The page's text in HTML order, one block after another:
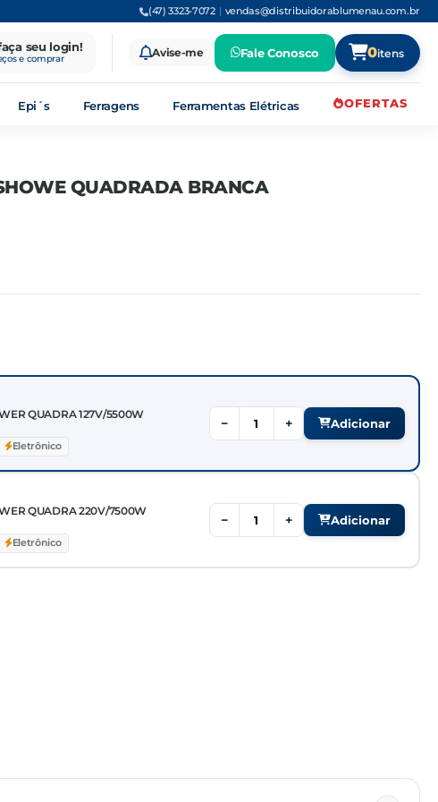
(47) 3323-7072 | vendas@distribuidorablumenau.com.br
seu login!
e comprar Avise-me Fale Conosco 0itens
Epi´s Ferragens Ferramentas Elétricas OFERTAS
QUADRADA BRANCA
QUADRA 127V/5500W
Eletrônico
− + Adicionar
QUADRA 220V/7500W
Eletrônico
− + Adicionar